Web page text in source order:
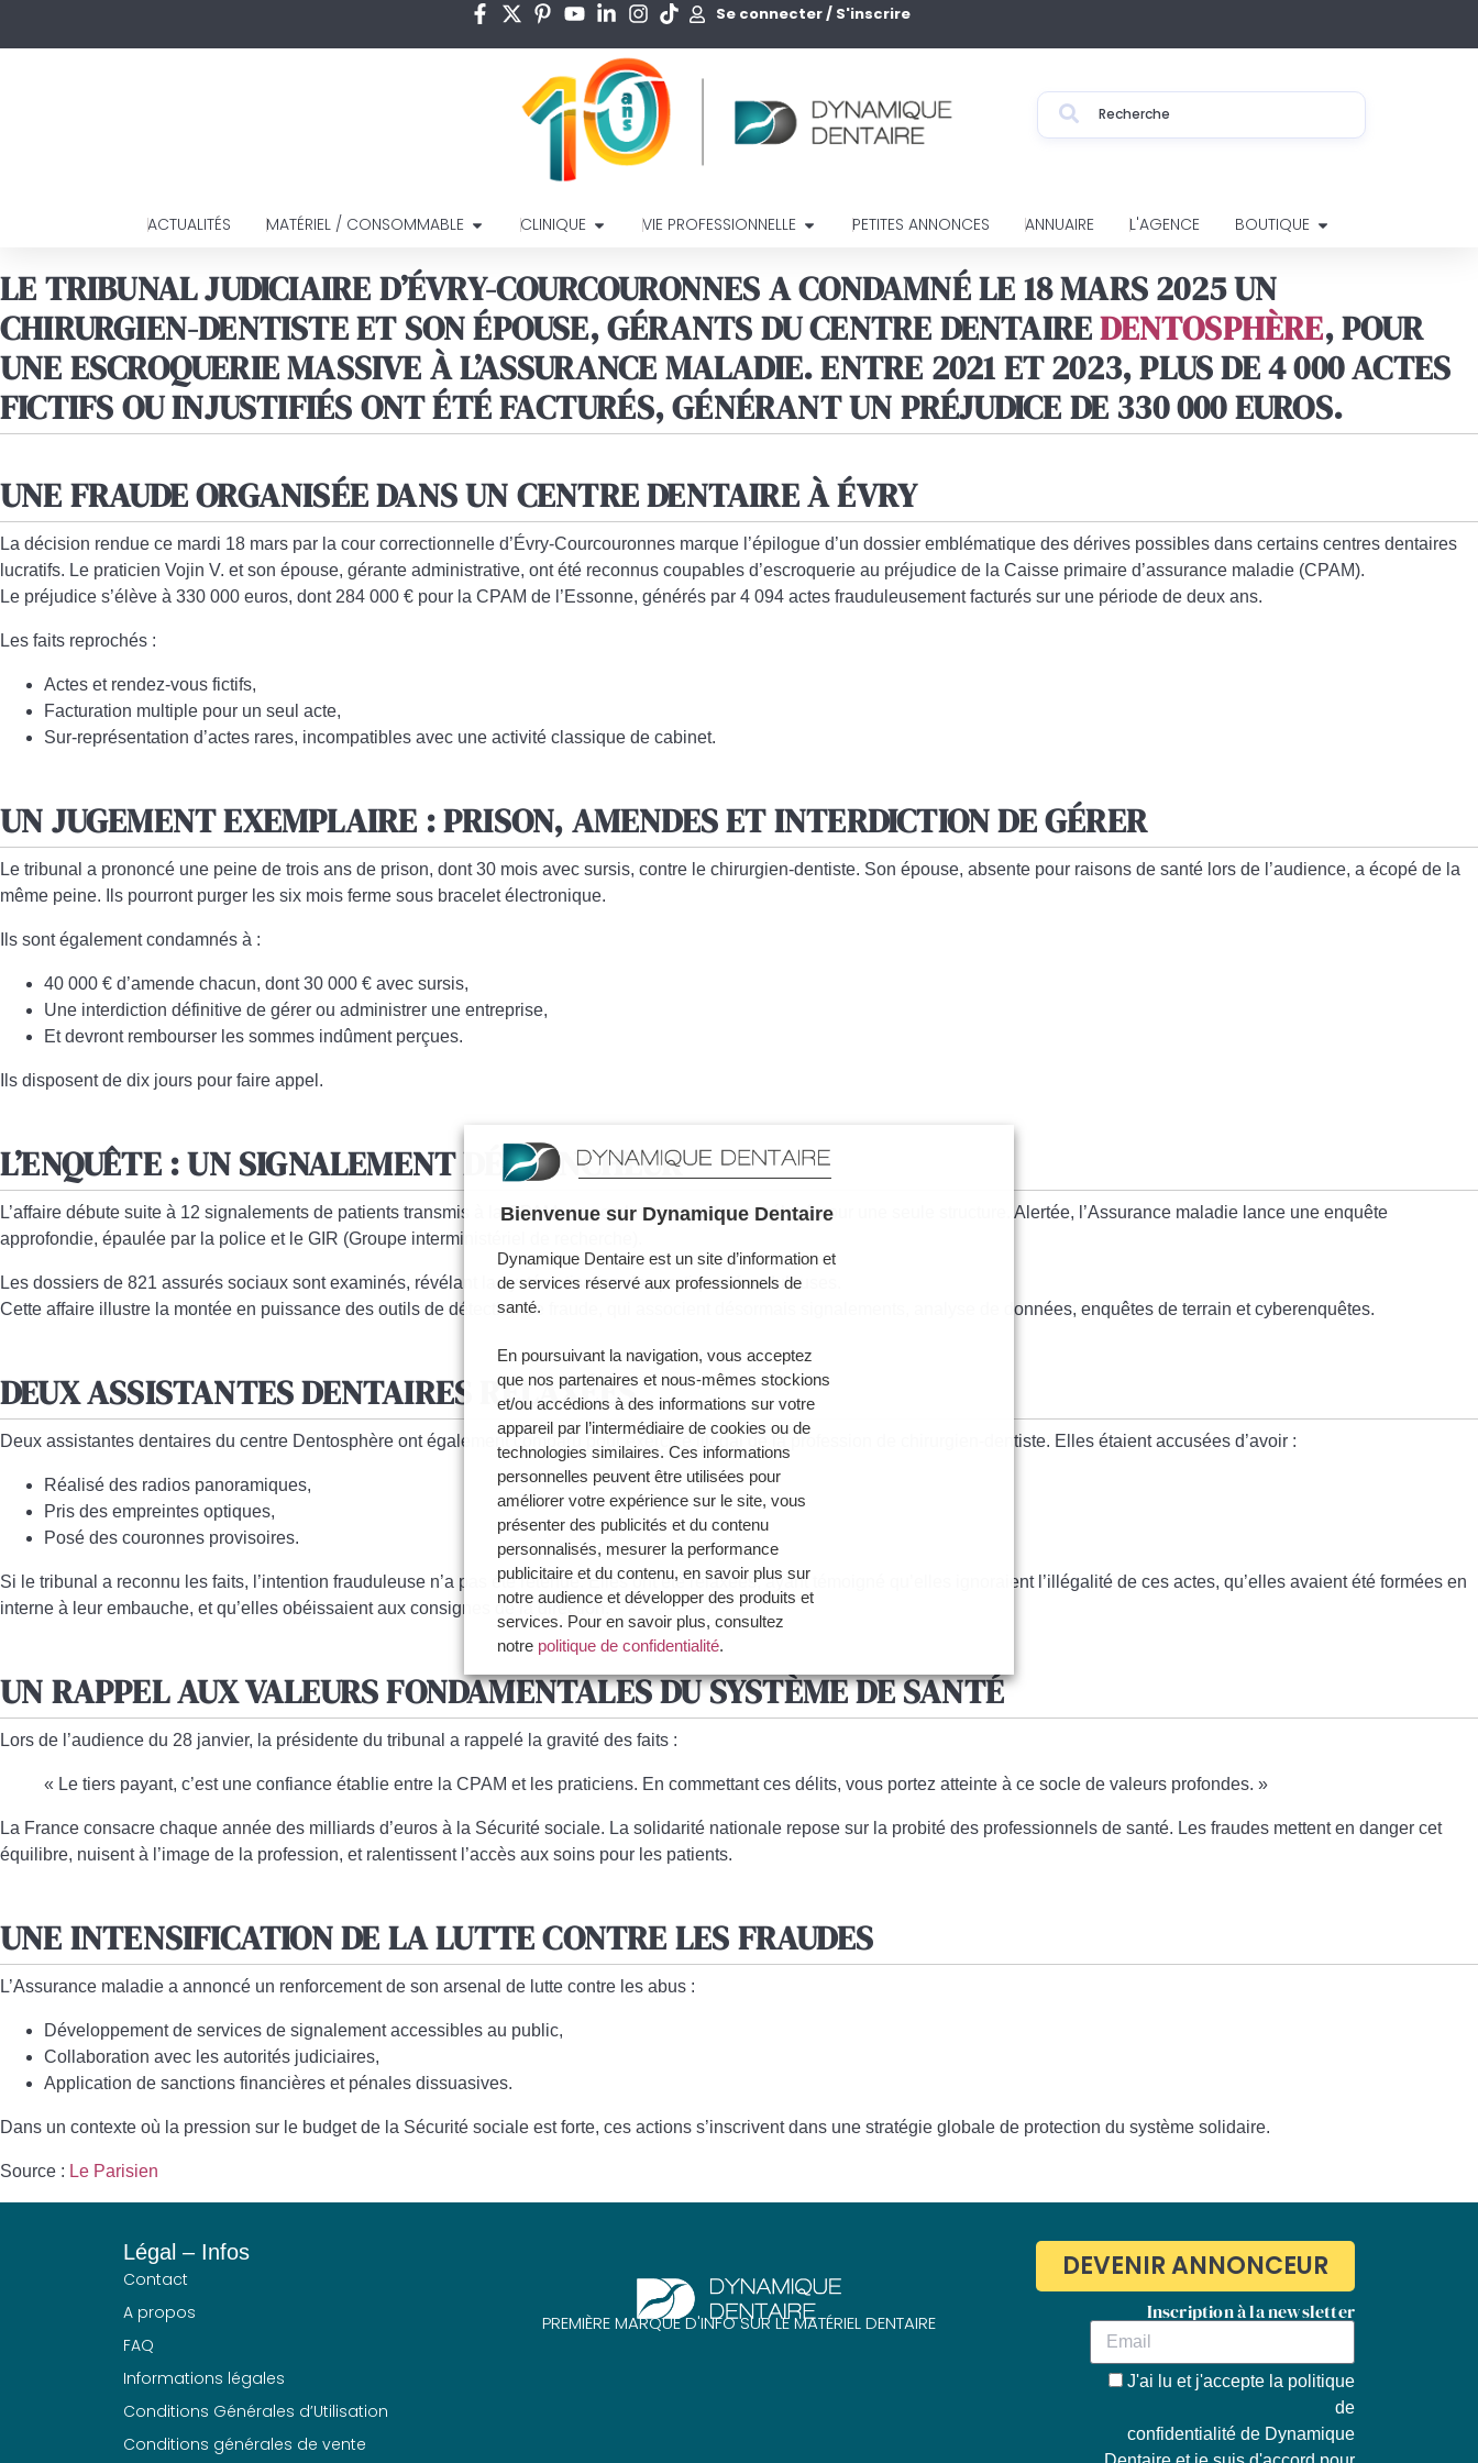
Se connecter / S'inscrire
ACTUALITÉS MATÉRIEL / CONSOMMABLE CLINIQUE VIE PROFESSIONNELLE PETITES ANNONCES ANNUAIRE L'AGENCE BOUTIQUE
LE TRIBUNAL JUDICIAIRE D’ÉVRY-COURCOURONNES A CONDAMNÉ LE 18 MARS 2025 UN
CHIRURGIEN-DENTISTE ET SON ÉPOUSE, GÉRANTS DU CENTRE DENTAIREDENTOSPHÈRE, POUR
UNE ESCROQUERIE MASSIVE À L’ASSURANCE MALADIE. ENTRE 2021 ET 2023, PLUS DE 4 000 ACTES
FICTIFS OU INJUSTIFIÉS ONT ÉTÉ FACTURÉS, GÉNÉRANT UN PRÉJUDICE DE 330 000 EUROS.
UNE FRAUDE ORGANISÉE DANS UN CENTRE DENTAIRE À ÉVRY
La décision rendue ce mardi 18 mars par la cour correctionnelle d’Évry-Courcouronnes marque l’épilogue d’un dossier emblématique des dérives possibles dans certains centres dentaires
lucratifs. Le praticien Vojin V. et son épouse, gérante administrative, ont été reconnus coupables d’escroquerie au préjudice de la Caisse primaire d’assurance maladie (CPAM).
Le préjudice s’élève à 330 000 euros, dont 284 000 € pour la CPAM de l’Essonne, générés par 4 094 actes frauduleusement facturés sur une période de deux ans.
Les faits reprochés :
Actes et rendez-vous fictifs,
Facturation multiple pour un seul acte,
Sur-représentation d’actes rares, incompatibles avec une activité classique de cabinet.
UN JUGEMENT EXEMPLAIRE : PRISON, AMENDES ET INTERDICTION DE GÉRER
Le tribunal a prononcé une peine de trois ans de prison, dont30 mois avec sursis, contre le chirurgien-dentiste. Son épouse, absente pour raisons de santé lors de l’audience, a écopé de la
même peine. Ils pourront purger les six mois ferme sous bracelet électronique.
Ils sont également condamnés à :
40 000 € d’amende chacun, dont30 000 € avec sursis,
Une interdiction définitive de gérer ou administrer une entreprise,
Et devront rembourser les sommes indûment perçues.
Ils disposent de dix jours pour faire appel .
L’ENQUÊTE : UN SIGNALEMENT DÉCLENCHEUR
L’affaire débute suite à 12 signalements de patients transmis à la CPAM, un nombre anormalement élevé pour une seule structure. Alertée, l’Assurance maladie lance une enquête
approfondie, épaulée par la police et le GIR (Groupe interministériel de recherche)
Les dossiers de 821 assurés sociaux sont examinés, révélant la systématisation des pratiques frauduleuses.
Cette affaire illustre la montée en puissance des outils de détection de fraude , qui associent désormais signalements, analyse de données, enquêtes de terrain et cyberenquêtes.
DEUX ASSISTANTES DENTAIRES RELAXÉES
Deux assistantes dentaires du centre Dentosphère ont également comparu pour exercice illégal de la profession de chirurgien-dentiste. Elles étaient accusées d’avoir :
Réalisé des radios panoramiques,
Pris des empreintes optiques,
Posé des couronnes provisoires.
Si le tribunal a reconnu les faits, l’intention frauduleuse n’a pas été retenue. Elles ont étérelaxées, ayant témoigné qu’elles ignoraient l’illégalité de ces actes, qu’elles avaient été formées en
interne à leur embauche, et qu’elles obéissaient aux consignes de la direction.
UN RAPPEL AUX VALEURS FONDAMENTALES DU SYSTÈME DE SANTÉ
Lors de l’audience du 28 janvier, la présidente du tribunal a rappelé la gravité des faits :
« Le tiers payant, c’est une confiance établie entre la CPAM et les praticiens. En commettant ces délits, vous portez atteinte à ce socle de valeurs profondes. »
La France consacre chaque année des milliards d’euros à la Sécurité sociale. La solidarité nationale repose sur la probité des professionnels de santé. Les fraudes mettent en danger cet
équilibre, nuisent à l’image de la profession, et ralentissent l’accès aux soins pour les patients.
UNE INTENSIFICATION DE LA LUTTE CONTRE LES FRAUDES
L’Assurance maladie a annoncé un renforcement de son arsenal de lutte contre les abus :
Développement de services de signalement accessibles au public,
Collaboration avec les autorités judiciaires,
Application de sanctions financières et pénales dissuasives.
Dans un contexte où la pression sur le budget de la Sécurité sociale est forte, ces actions s’inscrivent dans une stratégie globale de protection du système solidaire.
Source : Le Parisien
Légal – Infos
Contact
A propos
FAQ
Informations légales
Conditions Générales d’Utilisation
Conditions générales de vente
PREMIÈRE MARQUE D'INFO SUR LE MATÉRIEL DENTAIRE
DEVENIR ANNONCEUR
Inscription à la newsletter
J'ai lu et j'accepte la politique
de
confidentialité de Dynamique
Bienvenue sur Dynamique Dentaire
Dynamique Dentaire est un site d’information et
de services réservé aux professionnels de
santé.
En poursuivant la navigation, vous acceptez
que nos partenaires et nous-mêmes stockions
et/ou accédions à des informations sur votre
appareil par l’intermédiaire de cookies ou de
technologies similaires. Ces informations
personnelles peuvent être utilisées pour
améliorer votre expérience sur le site, vous
présenter des publicités et du contenu
personnalisés, mesurer la performance
publicitaire et du contenu, en savoir plus sur
notre audience et développer des produits et
services. Pour en savoir plus, consultez
notre politique de confidentialité.
Vous avez la possibilité de :
- Accepter la politique de confidentialité de
Dynamique Dentaire et ses partenaires en
professionnel de santé et accepte la politique
- Paramétrer vos choix pour accepter les
cookies ou non en cliquant sur le bouton "Je
Je certifie être un professionnel de santé et je souhaite
gérer mes préférences
Je certifie être un professionnel de santé et